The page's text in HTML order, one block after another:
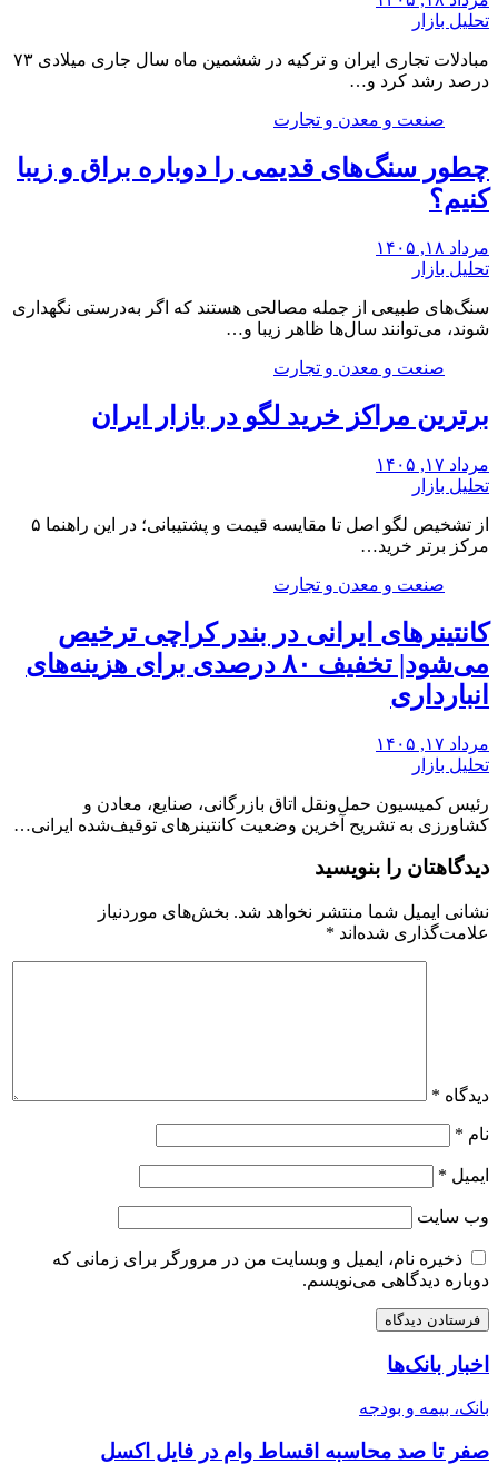
تحلیل بازار
مبادلات تجاری ایران و ترکیه در ششمین ماه سال جاری میلادی ۷۳
درصد رشد کرد و…
صنعت و معدن و تجارت
چطور سنگ‌های قدیمی را دوباره براق و زیبا
کنیم؟
مرداد ۱۸, ۱۴۰۵
تحلیل بازار
سنگ‌های طبیعی از جمله مصالحی هستند که اگر به‌درستی نگهداری
شوند، می‌توانند سال‌ها ظاهر زیبا و…
صنعت و معدن و تجارت
برترین مراکز خرید لگو در بازار ایران
مرداد ۱۷, ۱۴۰۵
تحلیل بازار
از تشخیص لگو اصل تا مقایسه قیمت و پشتیبانی؛ در این راهنما ۵
مرکز برتر خرید…
صنعت و معدن و تجارت
کانتینرهای ایرانی در بندر کراچی ترخیص
می‌شود| تخفیف ۸۰ درصدی برای هزینه‌های
انبارداری
مرداد ۱۷, ۱۴۰۵
تحلیل بازار
رئیس کمیسیون حمل‌ونقل اتاق بازرگانی، صنایع، معادن و
کشاورزی به تشریح آخرین وضعیت کانتینرهای توقیف‌شده ایرانی…
دیدگاهتان را بنویسید
نشانی ایمیل شما منتشر نخواهد شد. بخش‌های موردنیاز
علامت‌گذاری شده‌اند *
دیدگاه *
نام *
ایمیل *
وب‌ سایت
ذخیره نام، ایمیل و وبسایت من در مرورگر برای زمانی که
دوباره دیدگاهی می‌نویسم.
اخبار بانک‌ها
بانک، بیمه و بودجه
صفر تا صد محاسبه اقساط وام در فایل اکسل